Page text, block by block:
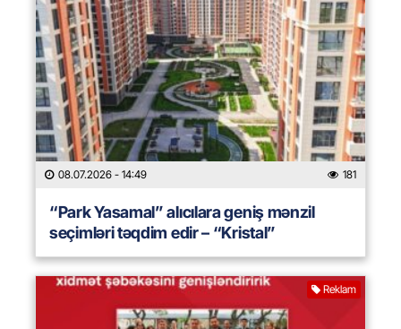
08.07.2026 - 14:49 181
“Park Yasamal” alıcılara geniş mənzil
seçimləri təqdim edir – “Kristal”
Reklam